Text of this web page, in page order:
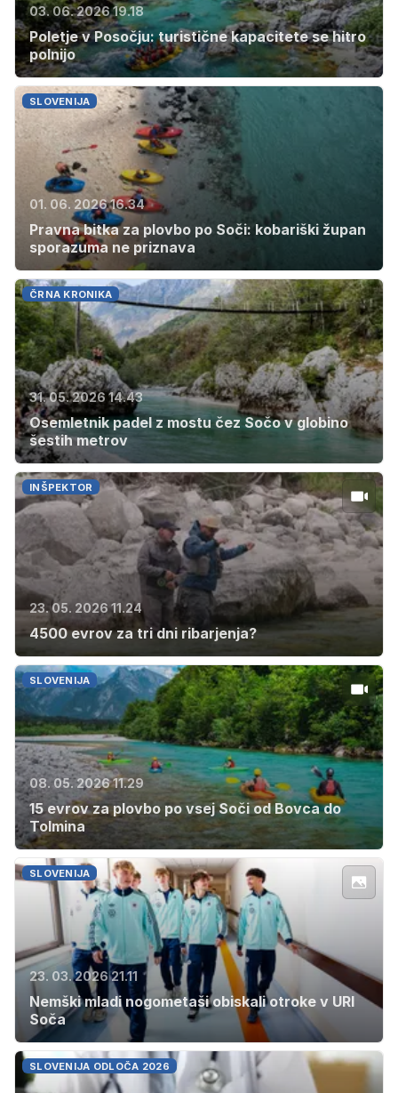
03. 06. 2026 19.18
Poletje v Posočju: turistične kapacitete se hitro
polnijo
SLOVENIJA
01. 06. 2026 16.34
Pravna bitka za plovbo po Soči: kobariški župan
sporazuma ne priznava
ČRNA KRONIKA
31. 05. 2026 14.43
Osemletnik padel z mostu čez Sočo v globino
šestih metrov
INŠPEKTOR
23. 05. 2026 11.24
4500 evrov za tri dni ribarjenja?
SLOVENIJA
08. 05. 2026 11.29
15 evrov za plovbo po vsej Soči od Bovca do
Tolmina
SLOVENIJA
23. 03. 2026 21.11
Nemški mladi nogometaši obiskali otroke v URI
Soča
SLOVENIJA ODLOČA 2026